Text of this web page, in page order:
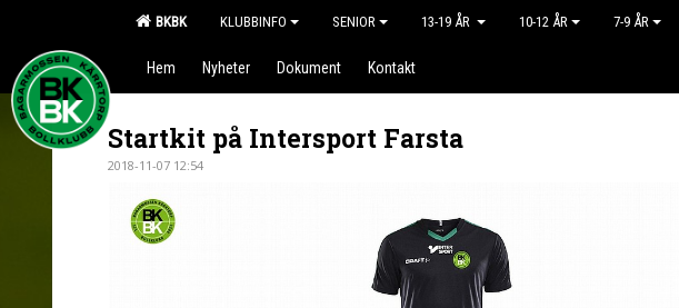
BKBK KLUBBINFO SENIOR 13-19 ÅR 10-12 ÅR 7-9 ÅR
Hem Nyheter Dokument Kontakt
Startkit på Intersport Farsta
2018-11-07 12:54